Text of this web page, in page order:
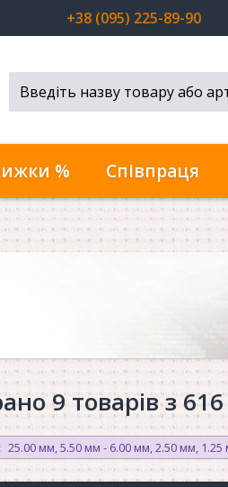
+38 (095) 225-89-90
% Співпраця
9 товарів з 616
25.00 мм,5.50 мм - 6.00 мм,2.50 мм, 1.25